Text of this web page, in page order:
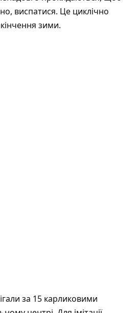
виспатися. Це циклічно
зими.
за 15 карликовими